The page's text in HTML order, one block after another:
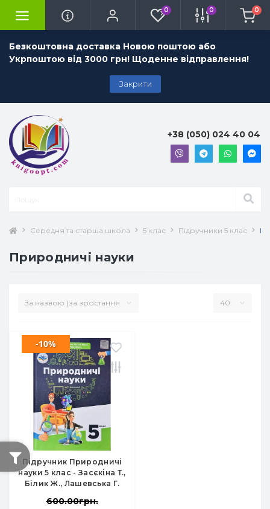
Безкоштовна доставка Новою поштою або
Укрпоштою від 3000 грн! Щоденне відправлення!
Закрити
0 0 0
+38 (050) 024 40 04
Середня та старша школа 5 клас Підручники 5 клас
Природничі науки
Підручник Природничі
науки 5 клас - Засєкіна Т.,
Білик Ж., Лашевська Г.
-10%
600.00грн.